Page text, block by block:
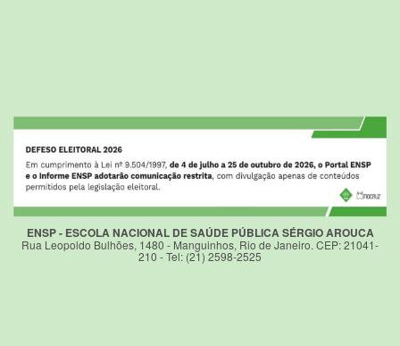
ENSP - ESCOLA NACIONAL DE SAÚDE PÚBLICA SÉRGIO AROUCA
Rua Leopoldo Bulhões, 1480 - Manguinhos, Rio de Janeiro. CEP: 21041-
210 - Tel: (21) 2598-2525